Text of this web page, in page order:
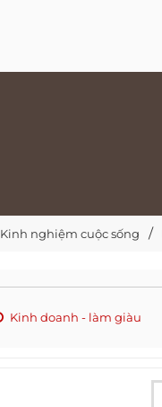
Kinh nghiệm cuộc sống
Kinh doanh - làm giàu